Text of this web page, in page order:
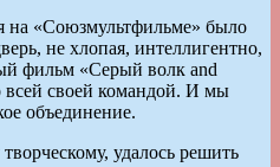
на «Союзмультфильме» было
не хлопая, интеллигентно,
фильм «Серый волк and
своей командой. И мы
объединение.
удалось решить